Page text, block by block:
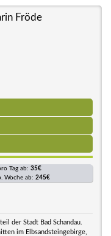
Fröde
Tag ab: 35€
Woche ab: 245€
der Stadt Bad Schandau.
im Elbsandsteingebirge,